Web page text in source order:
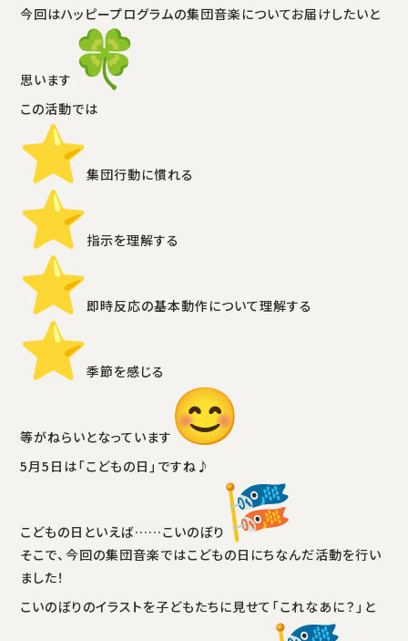
今回はハッピープログラムの集団音楽についてお届けしたいと
思います
この活動では
️集団行動に慣れる
️指示を理解する
️即時反応の基本動作について理解する
️季節を感じる
等がねらいとなっています
5月5日は「こどもの日」ですね♪
こどもの日といえば……こいのぼり
そこで、今回の集団音楽ではこどもの日にちなんだ活動を行い
ました！
こいのぼりのイラストを子どもたちに見せて「これなあに？」と